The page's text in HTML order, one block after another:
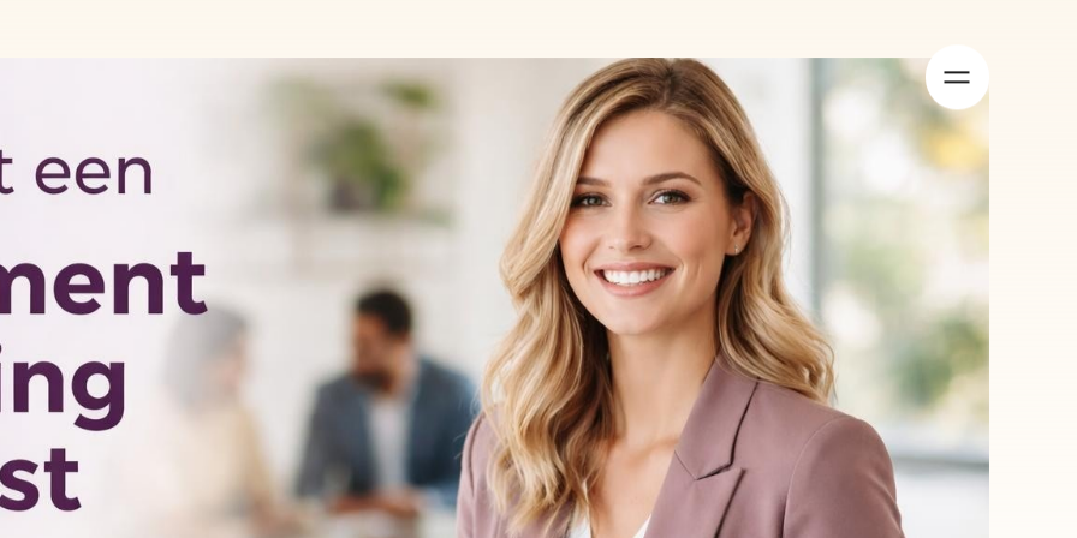
Voor opdrachtgevers
ONZE DIENSTEN
Interim Recruitment
Recruitment Marketing
Contentcreatie
Werken-bij websites
Techniek Bouw Productie
Logistiek Automotive
Zorg
Voor kandidaten Over onsSuccesverhalen Contact
Marketing
De Sleutel tot